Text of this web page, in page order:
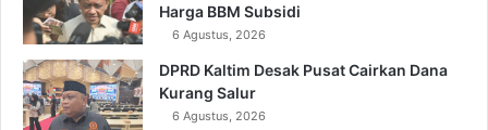
Harga BBM Subsidi
6 Agustus, 2026
DPRD Kaltim Desak Pusat Cairkan Dana
Kurang Salur
6 Agustus, 2026